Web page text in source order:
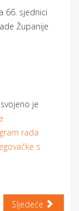
66. sjednici
Županije
je
rada
s
Sljedeće